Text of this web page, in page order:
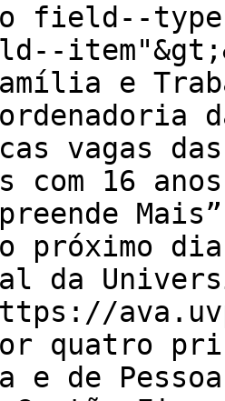
field--
e
vagas
com 16
próximo
da
quatro
e de